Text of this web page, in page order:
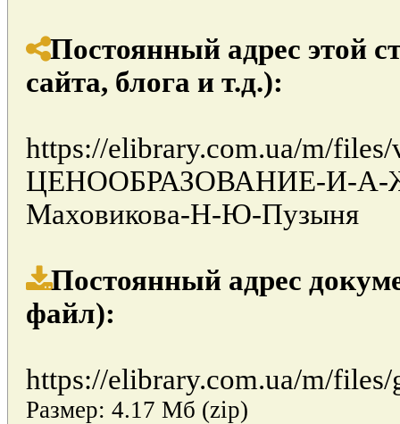
Постоянный адрес этой
сайта, блога и т.д.):
https://elibrary.com.ua/m/
ЦЕНООБРАЗОВАНИЕ-И-А-
Маховикова-Н-Ю-Пузыня
Постоянный адрес
файл):
https://elibrary.com.ua/m/
Размер: 4.17 Мб (zip)